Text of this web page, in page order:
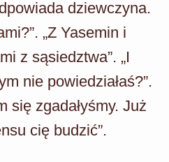
dziewczyna.
„Z Yasemin i
z sąsiedztwa”. „I
nie powiedziałaś?”.
się zgadałyśmy. Już
cię budzić”.